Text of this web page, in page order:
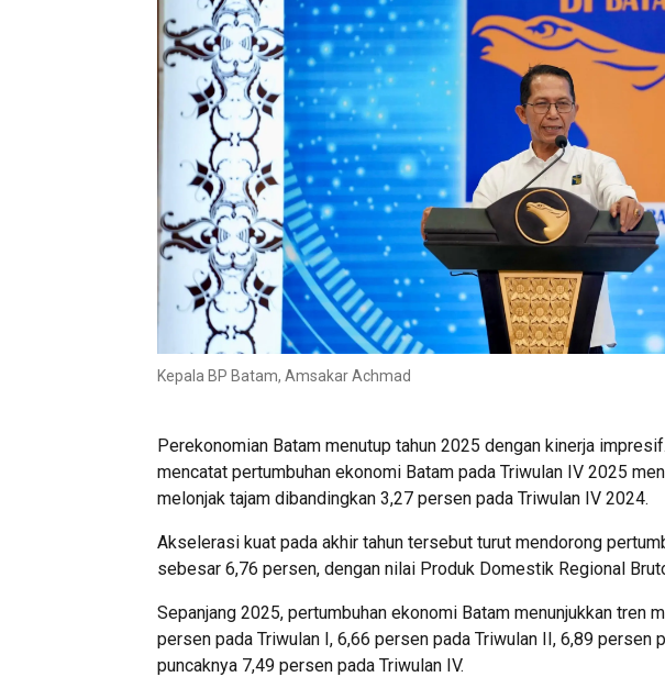
Kepala BP Batam, Amsakar Achmad
Perekonomian Batam menutup tahun 2025 dengan kinerja
mencatat pertumbuhan ekonomi Batam pada Triwulan IV 2025
melonjak tajam dibandingkan 3,27 persen pada Triwulan IV 2024.
Akselerasi kuat pada akhir tahun tersebut turut mendorong
sebesar 6,76 persen, dengan nilai Produk Domestik Regional
Sepanjang 2025, pertumbuhan ekonomi Batam menunjukkan tren
persen pada Triwulan I, 6,66 persen pada Triwulan II, 6,89 persen
puncaknya 7,49 persen pada Triwulan IV.